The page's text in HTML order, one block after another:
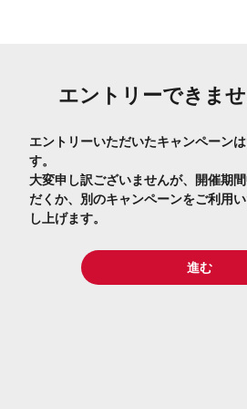
エントリーできませ
エントリーいただいたキャンペーン
す。
大変申し訳ございませんが、開催期
だくか、別のキャンペーンをご利用
し上げます。
進む